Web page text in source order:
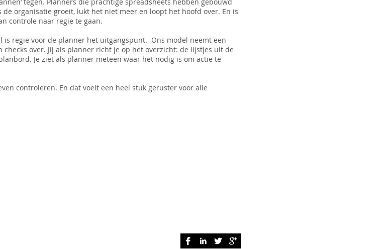
organisatie groeit, lukt het niet meer en loopt het hoofd over. En is
controle naar regie te gaan.
is regie voor de planner het uitgangspunt. Ons model neemt een
over. Jij als planner richt je op het overzicht: de lijstjes uit de
Je ziet als planner meteen waar het nodig is om actie te
controleren. En dat voelt een heel stuk geruster voor alle